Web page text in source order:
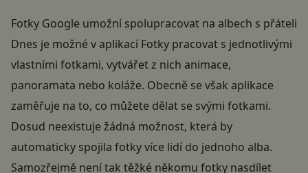
Fotky Google umožní spolupracovat na albech s přáteli
Dnes je možné v aplikací Fotky pracovat s jednotlivými
vlastními fotkami, vytvářet z nich animace,
panoramata nebo koláže. Obecně se však aplikace
zaměřuje na to, co můžete dělat se svými fotkami.
Dosud neexistuje žádná možnost, která by
automaticky spojila fotky více lidí do jednoho alba.
Samozřejmě není tak těžké někomu fotky nasdílet